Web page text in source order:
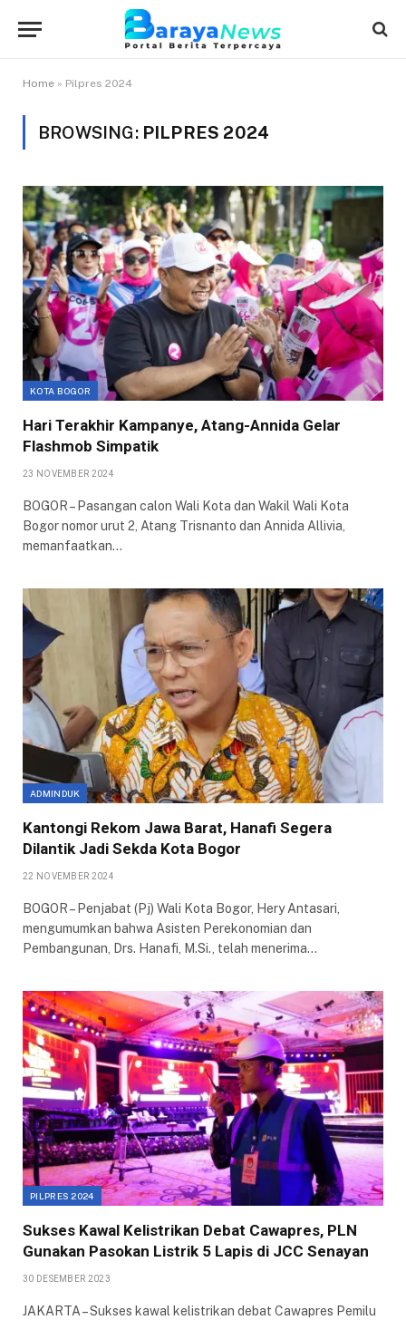
Home » Pilpres 2024
BROWSING: PILPRES 2024
KOTA BOGOR
Hari Terakhir Kampanye, Atang-Annida Gelar
Flashmob Simpatik
23 NOVEMBER 2024
BOGOR – Pasangan calon Wali Kota dan Wakil Wali Kota
Bogor nomor urut 2, Atang Trisnanto dan Annida Allivia,
memanfaatkan…
ADMINDUK
Kantongi Rekom Jawa Barat, Hanafi Segera
Dilantik Jadi Sekda Kota Bogor
22 NOVEMBER 2024
BOGOR – Penjabat (Pj) Wali Kota Bogor, Hery Antasari,
mengumumkan bahwa Asisten Perekonomian dan
Pembangunan, Drs. Hanafi, M.Si., telah menerima…
PILPRES 2024
Sukses Kawal Kelistrikan Debat Cawapres, PLN
Gunakan Pasokan Listrik 5 Lapis di JCC Senayan
30 DESEMBER 2023
JAKARTA – Sukses kawal kelistrikan debat Cawapres Pemilu